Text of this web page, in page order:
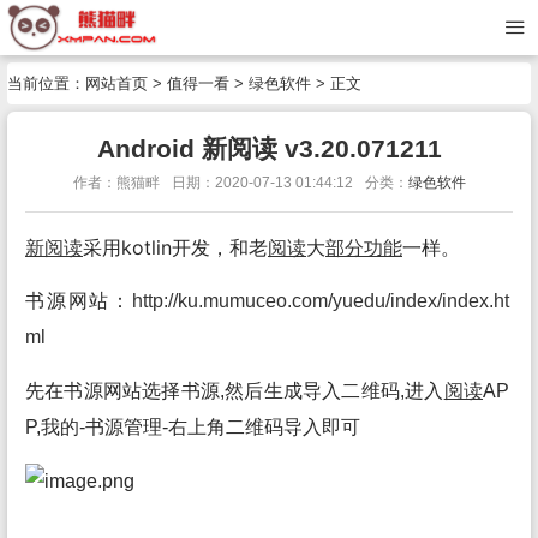
当前位置： 网站首页 > 值得一看 > 绿色软件 > 正文
Android 新阅读 v3.20.071211
作者：熊猫畔 日期：2020-07-13 01:44:12 分类： 绿色软件
新阅读采用kotlin开发，和老阅读大部分功能一样。
书源网站：
http://ku.mumuceo.com/yuedu/index/index.ht
ml
先在书源网站选择书源,然后生成导入二维码,进入 阅读AP
P,我的-书源管理-右上角二维码导入即可